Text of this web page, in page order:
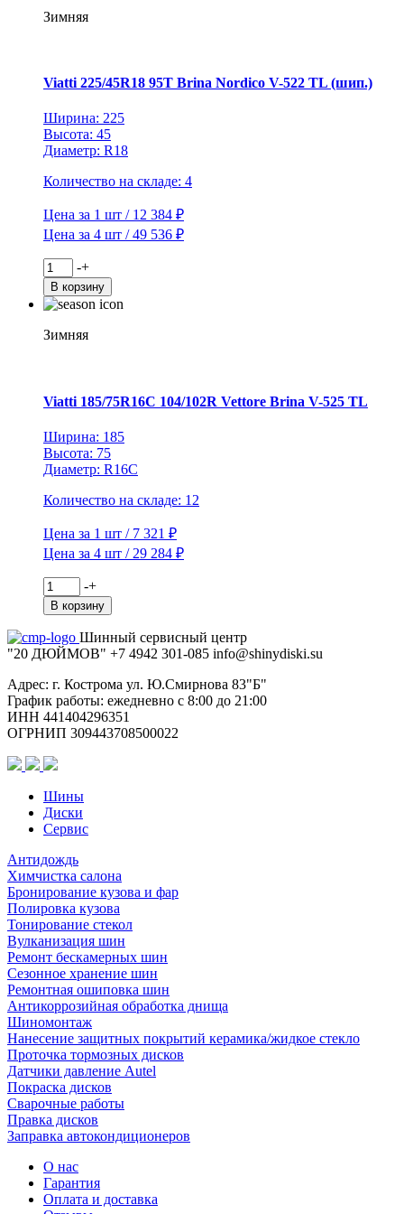
107/105R
524
TL
(шип.)
Зимняя
Viatti 225/45R18 95T Brina Nordico V-522 TL (шип.)
Ширина: 225
Высота: 45
Диаметр: R18
Количество на складе: 4
Цена за 1 шт / 12 384 ₽
Цена за 4 шт / 49 536 ₽
Количество
товара
Viatti
225/45R18
95T
522
TL
-+
В корзину
Зимняя
Viatti 185/75R16C 104/102R Vettore Brina V-525 TL
Ширина: 185
Высота: 75
Диаметр: R16C
Количество на складе: 12
Цена за 1 шт / 7 321 ₽
Цена за 4 шт / 29 284 ₽
Количество
товара
Viatti
185/75R16C
104/102R
Brina
V-
525
TL
-+
В корзину
Шинный сервисный центр
"20 ДЮЙМОВ" +7 4942 301-085 info@shinydiski.su
Адрес: г. Кострома ул. Ю.Смирнова 83"Б"
График работы: ежедневно с 8:00 до 21:00
ИНН 441404296351
ОГРНИП 309443708500022
Шины
Диски
Сервис
Антидождь
Химчистка салона
Бронирование кузова и фар
Полировка кузова
Тонирование стекол
Вулканизация шин
Ремонт бескамерных шин
Сезонное хранение шин
Ремонтная ошиповка шин
Антикоррозийная обработка днища
Шиномонтаж
Нанесение защитных покрытий керамика/жидкое стекло
Проточка тормозных дисков
Датчики давление Autel
Покраска дисков
Сварочные работы
Правка дисков
Заправка автокондиционеров
О нас
Гарантия
Оплата и доставка